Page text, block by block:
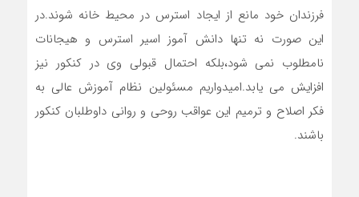
فرزندان خود مانع از ایجاد استرس در محیط خانه شوند.در
این صورت نه تنها دانش آموز اسیر استرس و هیجانات
نامطلوب نمی شود،بلکه احتمال قبولی وی در کنکور نیز
افزایش می یابد.امیدواریم مسئولین نظام آموزش عالی به
فکر اصلاح و ترمیم این عواقب روحی و روانی داوطلبان کنکور
باشند.